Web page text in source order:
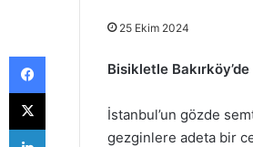
25 Ekim 2024
Bisikletle Bakırköy’de
İstanbul’un gözde
gezginlere adeta bir
Facebook
X
LinkedIn